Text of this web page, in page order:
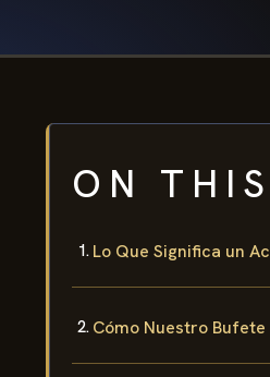
ON
Lo Que Significa un
Cómo Nuestro